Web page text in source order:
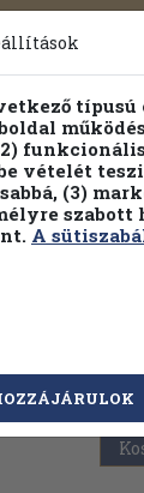
vételét teszi
(3)
A